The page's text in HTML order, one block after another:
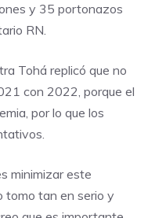
y 35 portonazos
RN.
Tohá replicó que no
con 2022, porque el
por lo que los
minimizar este
tomo tan en serio y